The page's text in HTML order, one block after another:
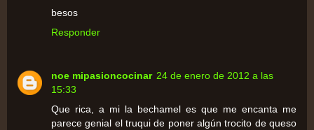
besos
Responder
noe mipasioncocinar 24 de enero de 2012 a las
15:33
Que rica, a mi la bechamel es que me encanta me
parece genial el truqui de poner algún trocito de queso